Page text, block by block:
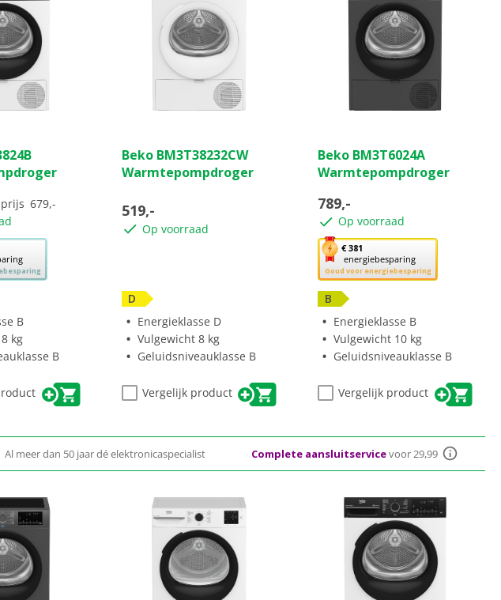
679,-
B
kg
B
van
de
sterren.
Beko BM3T38232CW
Warmtepompdroger
519,-
Op voorraad
D
Energieklasse D
Vulgewicht 8 kg
Geluidsniveauklasse B
Vergelijk product
van
de
sterren.
Beko BM3T6024A
Warmtepompdroger
789,-
Op voorraad
€ 381
energiebesparing
Goud voor energiebesparing
Met
deze
knop
opent
Youreko’s
tool
voor
B
Energieklasse B
Vulgewicht 10 kg
Geluidsniveauklasse B
Vergelijk product
Al meer dan 50 jaar dé elektronicaspecialist Complete aansluitservicevoor 29,99